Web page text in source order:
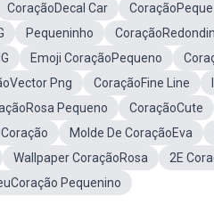
CoraçãoDecal Car CoraçãoPeque
Pequeninho
Emoji CoraçãoPequeno
Png CoraçãoFine Line
Pequeno CoraçãoCute
Molde De CoraçãoEva
Wallpaper CoraçãoRosa 2E
Pequenino